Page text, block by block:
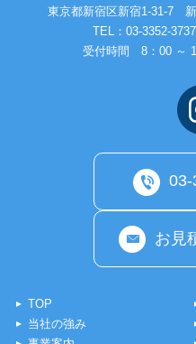
東京都新宿区新宿1-31-7
TEL： 03-3352-3737
受付時間 8：00 ～
03-
お見
TOP
当社の強み